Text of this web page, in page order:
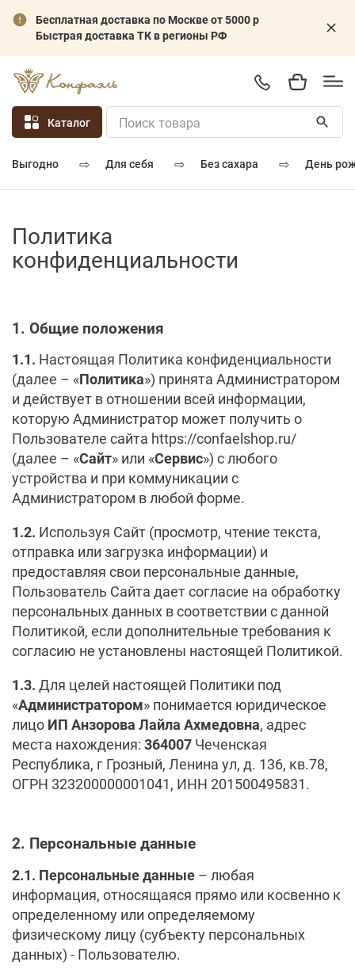
Бесплатная доставка по Москве от 5000 р
Быстрая доставка ТК в регионы РФ
Каталог
выгодно ⇨ для себя ⇨ без сахара ⇨ день
Политика
конфиденциальности
1. Общие положения
1.1. Настоящая Политика конфиденциальности
(далее – «Политика») принята Администратором
и действует в отношении всей информации,
которую Администратор может получить о
Пользователе сайта https://confaelshop.ru/
(далее – «Сайт» или «Сервис») с любого
устройства и при коммуникации с
Администратором в любой форме.
1.2. Используя Сайт (просмотр, чтение текста,
отправка или загрузка информации) и
предоставляя свои персональные данные,
Пользователь Сайта дает согласие на обработку
персональных данных в соответствии с данной
Политикой, если дополнительные требования к
согласию не установлены настоящей Политикой.
1.3. Для целей настоящей Политики под
«Администратором» понимается юридическое
лицо ИП Анзорова Лайла Ахмедовна, адрес
места нахождения: 364007 Чеченская
Республика, г Грозный, Ленина ул, д. 136, кв.78,
ОГРН 323200000001041, ИНН 201500495831.
2. Персональные данные
2.1. Персональные данные – любая
информация, относящаяся прямо или косвенно к
определенному или определяемому
физическому лицу (субъекту персональных
данных) - Пользователю.